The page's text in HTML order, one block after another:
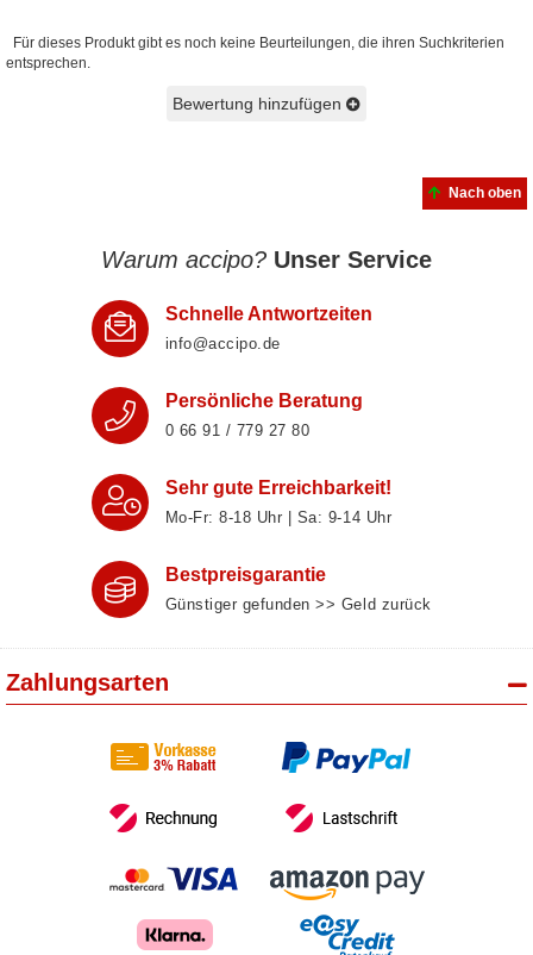
Für dieses Produkt gibt es noch keine Beurteilungen, die ihren Suchkriterien
entsprechen.
Bewertung hinzufügen
Nach oben
Warum accipo? Unser Service
Schnelle Antwortzeiten
info@accipo.de
Persönliche Beratung
0 66 91 / 779 27 80
Sehr gute Erreichbarkeit!
Mo-Fr: 8‑18 Uhr | Sa: 9‑14 Uhr
Bestpreisgarantie
Günstiger gefunden >> Geld zurück
Zahlungsarten